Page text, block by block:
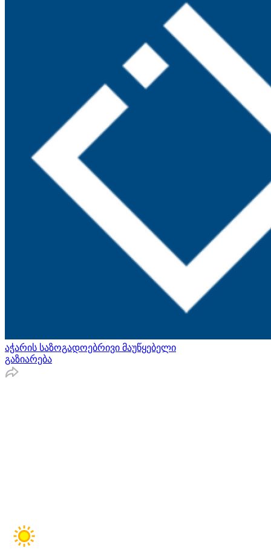
აჭარის საზოგადოებრივი მაუწყებელი
გაზიარება